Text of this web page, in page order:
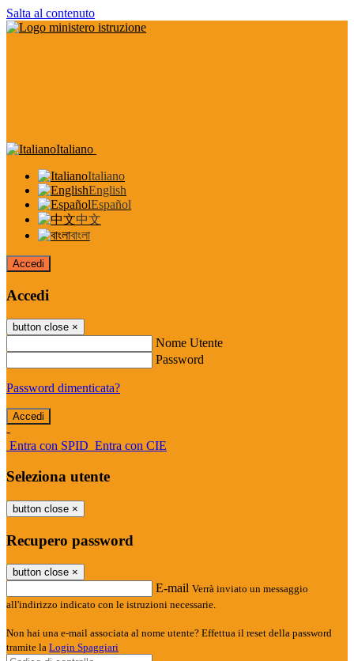
Salta al contenuto
Italiano
Italiano
English
Español
中文
বাংলা
Accedi
Accedi
button close ×
Nome Utente
Password
Password dimenticata?
-
Entra con SPID Entra con CIE
Seleziona utente
button close ×
Recupero password
button close ×
E-mail Verrà inviato un messaggio
all'indirizzo indicato con le istruzioni necessarie.
Non hai una e-mail associata al nome utente? Effettua il reset della password
tramite la Login Spaggiari